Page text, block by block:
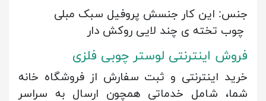
جنس: این کار جنسش پروفیل سبک مبلی
چوب تخته ی چند لایی روکش دار
فروش اینترنتی لوستر چوبی فلزی
خرید اینترنتی و ثبت سفارش از فروشگاه خانه
شما، شامل خدماتی همچون ارسال به سراسر